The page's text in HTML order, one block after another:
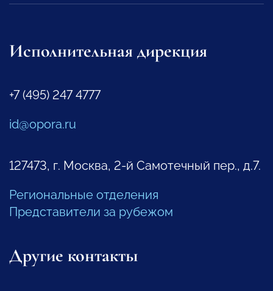
Исполнительная дирекция
+7 (495) 247 4777
id@opora.ru
127473, г. Москва, 2-й Самотечный пер., д.7.
Региональные отделения
Представители за рубежом
Другие контакты